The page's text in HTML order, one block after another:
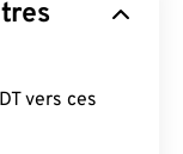
vers ces